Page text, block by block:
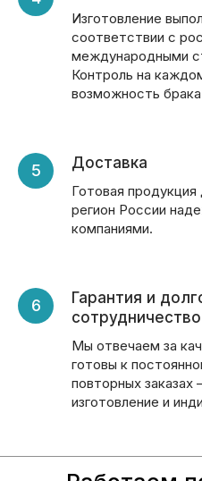
Изготовление
соответствии с
международными
Контроль на
возможность
Доставка
Готовая
регион России
компаниями.
Гарантия и
сотрудничество
Мы отвечаем за
готовы к
повторных
изготовление и